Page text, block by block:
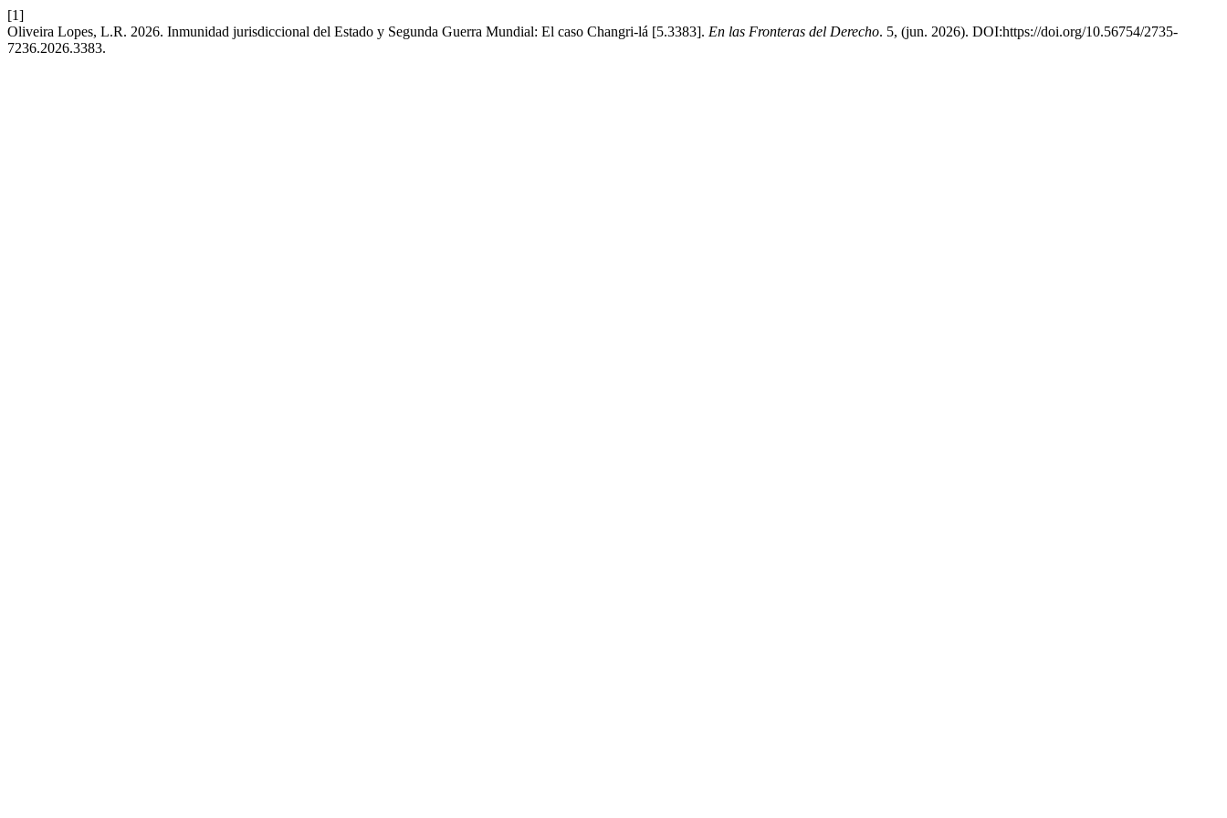
[1]
Oliveira Lopes, L.R. 2026. Inmunidad jurisdiccional del Estado y Segunda Guerra Mundial: El caso Changri-lá [5.3383]. En las Fronteras del Derecho. 5, (jun. 2026). DOI:https://doi.org/10.56754/2735-
7236.2026.3383.